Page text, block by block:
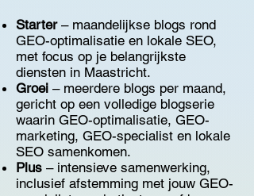
Starter– maandelijkse blogs rond
GEO-optimalisatie en lokale SEO,
met focus op je belangrijkste
diensten in Maastricht.
Groei – meerdere blogs per maand,
gericht op een volledige blogserie
waarin GEO-optimalisatie, GEO-
marketing, GEO-specialist en lokale
SEO samenkomen.
Plus – intensieve samenwerking,
inclusief afstemming met jouw GEO-